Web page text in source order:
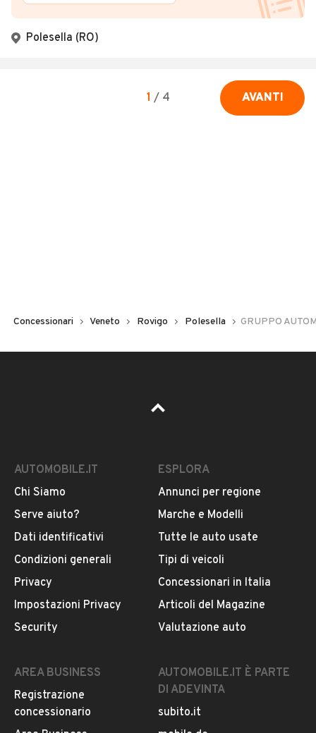
Polesella (RO)
1 / 4 AVANTI
Concessionari Veneto Rovigo Polesella GRUPPO
AUTOMOBILE.IT
Chi Siamo
Serve aiuto?
Dati identificativi
Condizioni generali
Privacy
Impostazioni Privacy
Security
ESPLORA
Annunci per regione
Marche e Modelli
Tutte le auto usate
Tipi di veicoli
Concessionari in Italia
Articoli del Magazine
Valutazione auto
AREA BUSINESS
Registrazione
concessionario
AUTOMOBILE.IT È PARTE
DI ADEVINTA
subito.it